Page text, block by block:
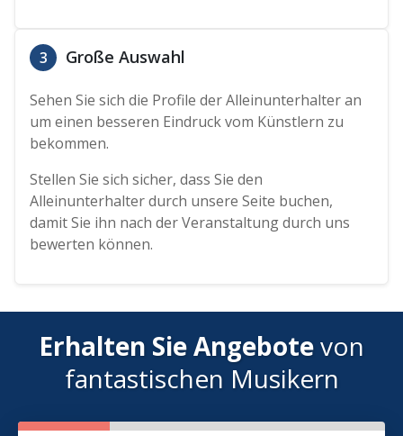
3 Große Auswahl
Sehen Sie sich die Profile der Alleinunterhalter an
um einen besseren Eindruck vom Künstlern zu
bekommen.
Stellen Sie sich sicher, dass Sie den
Alleinunterhalter durch unsere Seite buchen,
damit Sie ihn nach der Veranstaltung durch uns
bewerten können.
Erhalten Sie Angebotevon
fantastischen Musikern